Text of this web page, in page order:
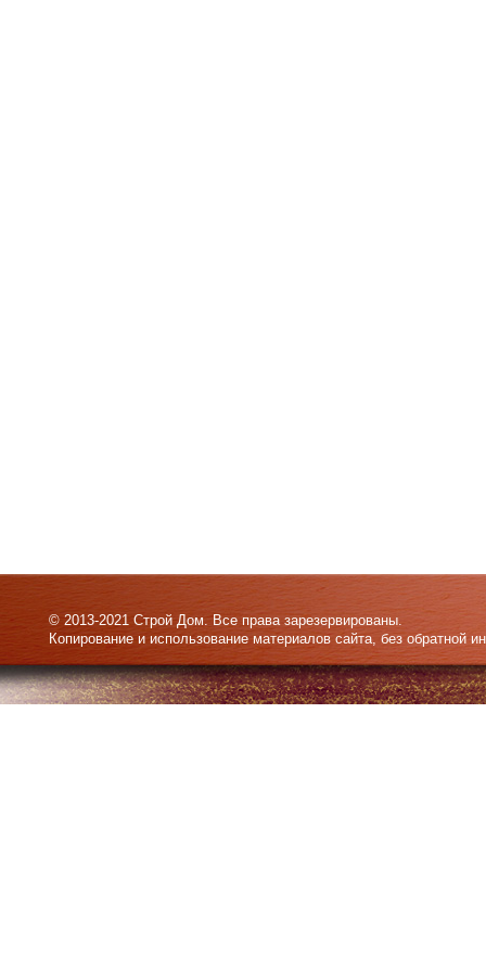
© 2013-2021 Строй Дом. Все права зарезервированы.
Копирование и использование материалов сайта, без обратной